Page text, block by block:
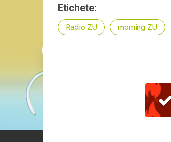
Etichete:
Radio ZU morning ZU